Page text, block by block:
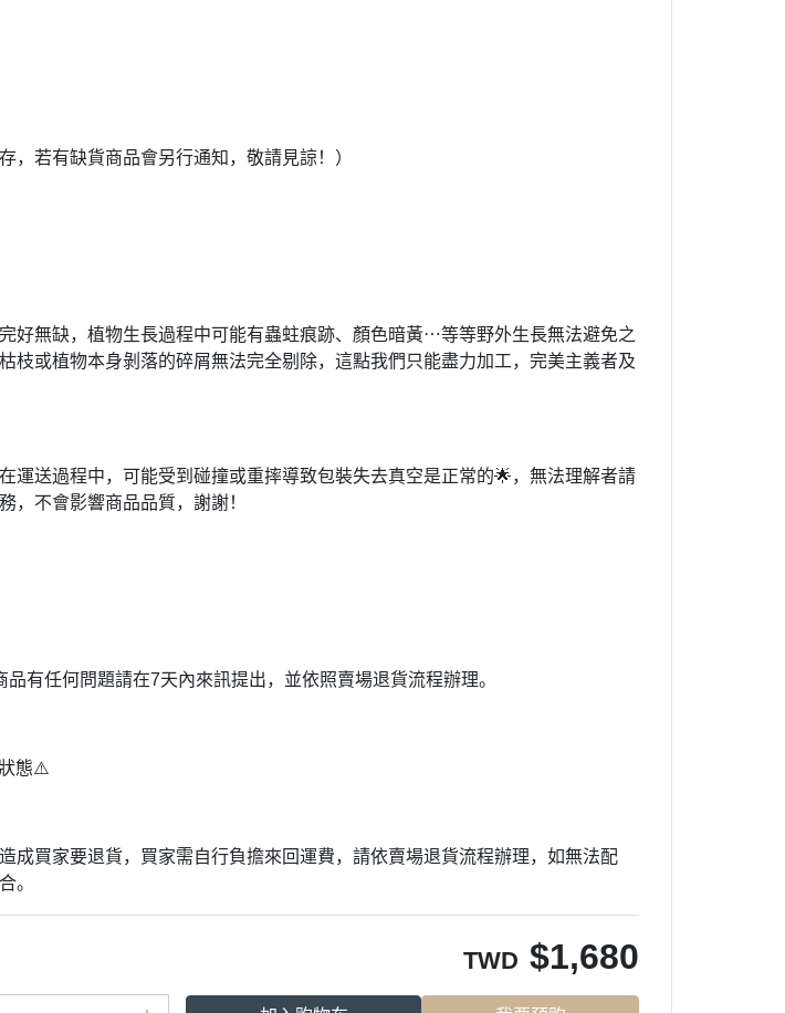
，若有缺貨商品會另行通知，敬請見諒！）
好無缺，植物生長過程中可能有蟲蛀痕跡、顏色暗黃⋯等等野外生長無法避免之
枝或植物本身剝落的碎屑無法完全剔除，這點我們只能盡力加工，完美主義者及
運送過程中，可能受到碰撞或重摔導致包裝失去真空是正常的🌟，無法理解者請
，不會影響商品品質，謝謝！
有任何問題請在7天內來訊提出，並依照賣場退貨流程辦理。
態⚠️
成買家要退貨，買家需自行負擔來回運費，請依賣場退貨流程辦理，如無法配
。
TWD $1,680